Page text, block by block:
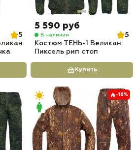
5
5 590 руб
В наличии
5
Костюм ТЕНЬ-1 Великан
Пиксель рип стоп
Купить
-16%